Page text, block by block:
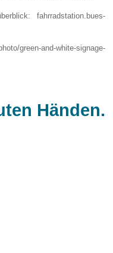
fahrradstation.bues-
green-and-white-signage-
Händen.